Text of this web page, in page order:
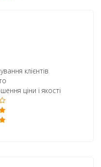
клієнтів
ціни і якості